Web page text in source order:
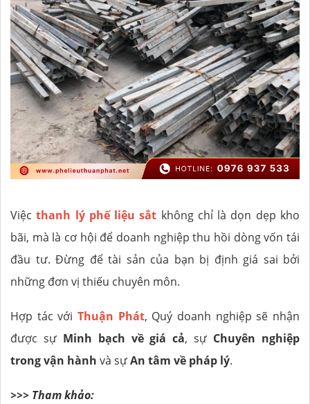
Việc thanh lý phế liệu sắt không chỉ là dọn dẹp kho
bãi, mà là cơ hội để doanh nghiệp thu hồi dòng vốn tái
đầu tư. Đừng để tài sản của bạn bị định giá sai bởi
những đơn vị thiếu chuyên môn.
Hợp tác với Thuận Phát, Quý doanh nghiệp sẽ nhận
được sự Minh bạch về giá cả, sự Chuyên nghiệp
trong vận hành và sựAn tâm về pháp lý.
>>> Tham khảo: